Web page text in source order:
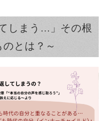
しまう…」その根
とは？～